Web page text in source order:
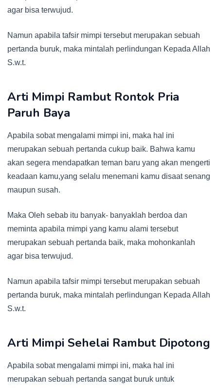
agar bisa terwujud.
Namun apabila tafsir mimpi tersebut merupakan sebuah
pertanda buruk, maka mintalah perlindungan Kepada Allah
S.w.t.
Arti Mimpi Rambut Rontok Pria
Paruh Baya
Apabila sobat mengalami mimpi ini, maka hal ini
merupakan sebuah pertanda cukup baik. Bahwa kamu
akan segera mendapatkan teman baru yang akan mengerti
keadaan kamu,yang selalu menemani kamu disaat senang
maupun susah.
Maka Oleh sebab itu banyak- banyaklah berdoa dan
meminta apabila mimpi yang kamu alami tersebut
merupakan sebuah pertanda baik, maka mohonkanlah
agar bisa terwujud.
Namun apabila tafsir mimpi tersebut merupakan sebuah
pertanda buruk, maka mintalah perlindungan Kepada Allah
S.w.t.
Arti Mimpi Sehelai Rambut Dipotong
Apabila sobat mengalami mimpi ini, maka hal ini
merupakan sebuah pertanda sangat buruk untuk